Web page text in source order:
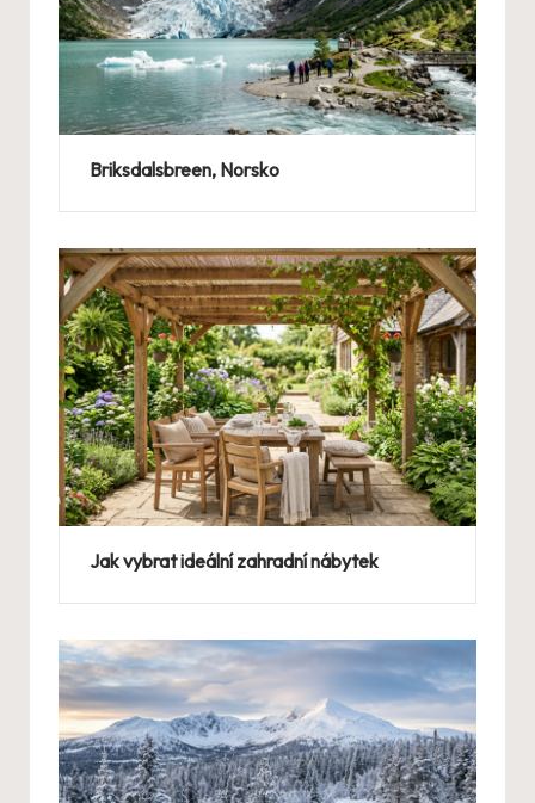
Briksdalsbreen, Norsko
Jak vybrat ideální zahradní nábytek